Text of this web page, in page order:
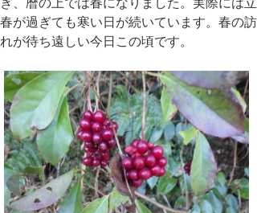
ぎ、暦の上では春になりました。実際には立
春が過ぎても寒い日が続いています。春の訪
れが待ち遠しい今日この頃です。